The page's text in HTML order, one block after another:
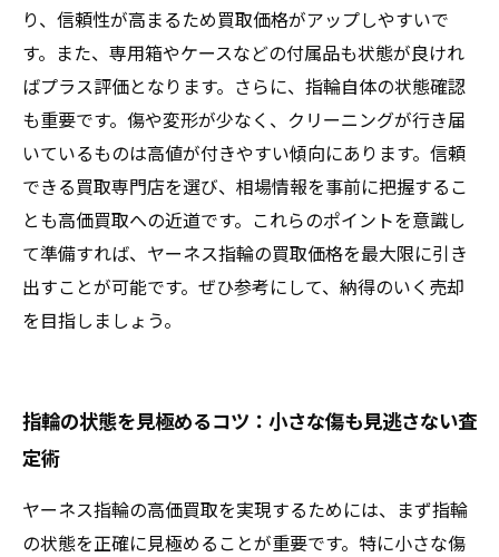
り、信頼性が高まるため買取価格がアップしやすいで
す。また、専用箱やケースなどの付属品も状態が良けれ
ばプラス評価となります。さらに、指輪自体の状態確認
も重要です。傷や変形が少なく、クリーニングが行き届
いているものは高値が付きやすい傾向にあります。信頼
できる買取専門店を選び、相場情報を事前に把握するこ
とも高価買取への近道です。これらのポイントを意識し
て準備すれば、ヤーネス指輪の買取価格を最大限に引き
出すことが可能です。ぜひ参考にして、納得のいく売却
を目指しましょう。
指輪の状態を見極めるコツ：小さな傷も見逃さない査
定術
ヤーネス指輪の高価買取を実現するためには、まず指輪
の状態を正確に見極めることが重要です。特に小さな傷